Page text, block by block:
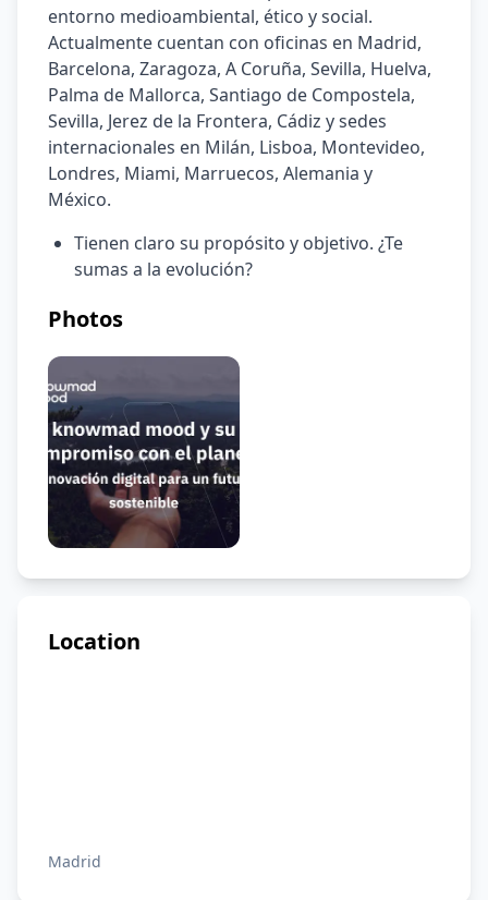
entorno medioambiental, ético y social.
Actualmente cuentan con oficinas en Madrid,
Barcelona, Zaragoza, A Coruña, Sevilla, Huelva,
Palma de Mallorca, Santiago de Compostela,
Sevilla, Jerez de la Frontera, Cádiz y sedes
internacionales en Milán, Lisboa, Montevideo,
Londres, Miami, Marruecos, Alemania y
México.
Tienen claro su propósito y objetivo. ¿Te
sumas a la evolución?
Photos
Location
Madrid